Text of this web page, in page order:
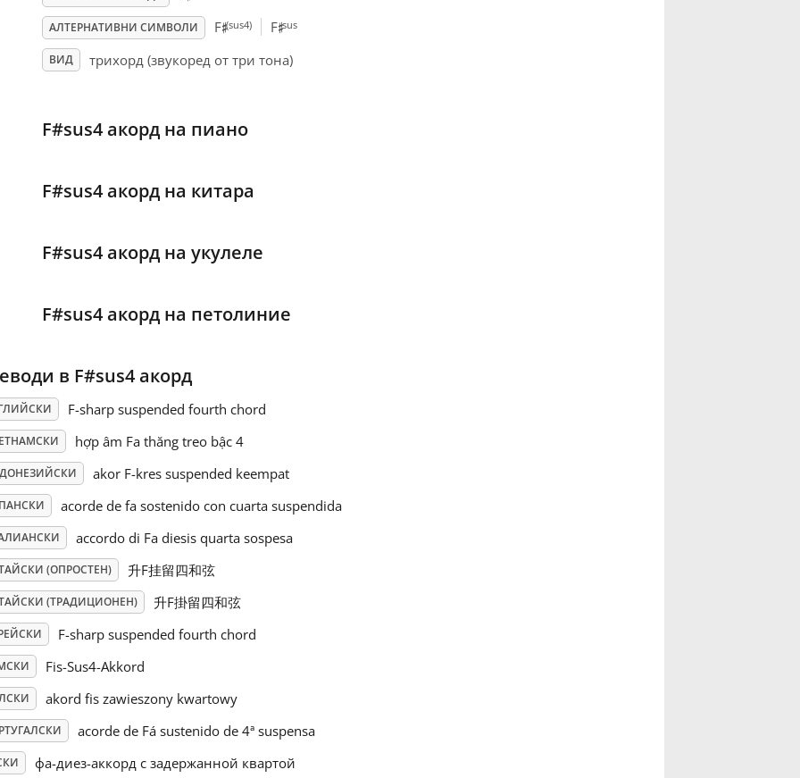
АЛТЕРНАТИВНИ СИМВОЛИ F♯(sus4) F♯sus
ВИД трихорд (звукоред от три тона)
F#sus4 акорд на пиано
F#sus4 акорд на китара
F#sus4 акорд на укулеле
F#sus4 акорд на петолиние
в F#sus4 акорд
F-sharp suspended fourth chord
hợp âm Fa thăng treo bậc 4
akor F-kres suspended keempat
acorde de fa sostenido con cuarta suspendida
accordo di Fa diesis quarta sospesa
(ОПРОСТЕН) 升F挂留四和弦
(ТРАДИЦИОНЕН) 升F掛留四和弦
F-sharp suspended fourth chord
Fis-Sus4-Akkord
akord fis zawieszony kwartowy
acorde de Fá sustenido de 4ª suspensa
фа-диез-аккорд с задержанной квартой